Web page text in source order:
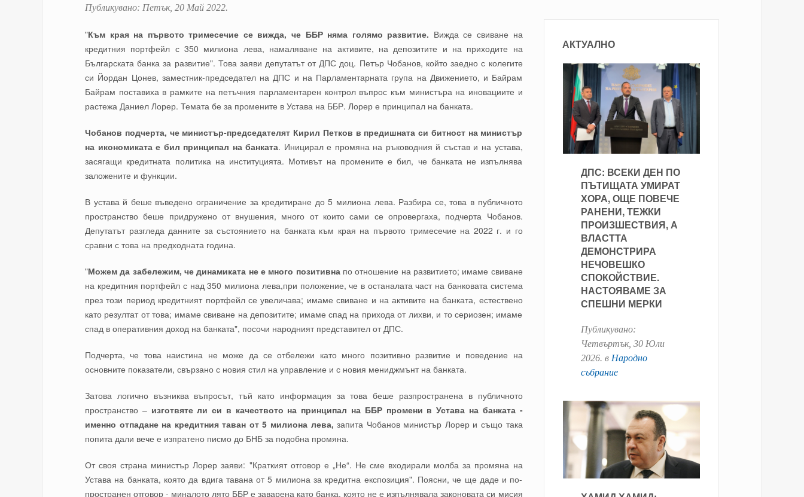
Публикувано: Петък, 20 Май 2022.
"Към края на първото тримесечие се вижда, че ББР няма голямо развитие. Вижда се свиване на
кредитния портфейл с 350 милиона лева, намаляване на активите, на депозитите и на приходите на
Българската банка за развитие". Това заяви депутатът от ДПС доц. Петър Чобанов, който заедно с колегите
си Йордан Цонев, заместник-председател на ДПС и на Парламентарната група на Движението, и Байрам
Байрам поставиха в рамките на петъчния парламентарен контрол въпрос към министъра на иновациите и
растежа Даниел Лорер. Темата бе за промените в Устава на ББР. Лорер е принципал на банката.
Чобанов подчерта, че министър-председателят Кирил Петков в предишната си битност на министър
на икономиката е бил принципал на банката. Иницирал е промяна на ръководния й състав и на устава,
засягащи кредитната политика на институцията. Мотивът на промените е бил, че банката не изпълнява
заложените и функции.
В устава й беше въведено ограничение за кредитиране до 5 милиона лева. Разбира се, това в публичното
пространство беше придружено от внушения, много от които сами се опровергаха, подчерта Чобанов.
Депутатът разгледа данните за състоянието на банката към края на първото тримесечие на 2022 г. и го
сравни с това на предходната година.
"Можем да забележим, че динамиката не е много позитивнапо отношение на развитието; имаме свиване
на кредитния портфейл с над 350 милиона лева,при положение, че в останалата част на банковата система
през този период кредитният портфейл се увеличава; имаме свиване и на активите на банката, естествено
като резултат от това; имаме свиване на депозитите; имаме спад на прихода от лихви, и то сериозен; имаме
спад в оперативния доход на банката", посочи народният представител от ДПС.
Подчерта, че това наистина не може да се отбележи като много позитивно развитие и поведение на
основните показатели, свързано с новия стил на управление и с новия мениджмънт на банката.
Затова логично възниква въпросът, тъй като информация за това беше разпространена в публичното
пространство – изготвяте ли си в качеството на принципал на ББР промени в Устава на банката -
именно отпадане на кредитния таван от 5 милиона лева, запита Чобанов министър Лорер и също така
попита дали вече е изпратено писмо до БНБ за подобна промяна.
От своя страна министър Лорер заяви: "Краткият отговор е „Не“. Не сме входирали молба за промяна на
Устава на банката, която да вдига тавана от 5 милиона за кредитна експозиция". Поясни, че ще даде и по-
пространен отговор - миналото лято ББР е заварена като банка, която не е изпълнявала законовата си мисия
АКТУАЛНО
ДПС: ВСЕКИ ДЕН ПО
ПЪТИЩАТА УМИРАТ
ХОРА, ОЩЕ ПОВЕЧЕ
РАНЕНИ, ТЕЖКИ
ПРОИЗШЕСТВИЯ, А
ВЛАСТТА
ДЕМОНСТРИРА
НЕЧОВЕШКО
СПОКОЙСТВИЕ.
НАСТОЯВАМЕ ЗА
СПЕШНИ МЕРКИ
Публикувано:
Четвъртък, 30 Юли
2026. в Народно
събрание